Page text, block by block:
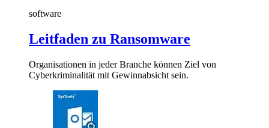
software
Leitfaden zu Ransomware
Organisationen in jeder Branche können Ziel von
Cyberkriminalität mit Gewinnabsicht sein.